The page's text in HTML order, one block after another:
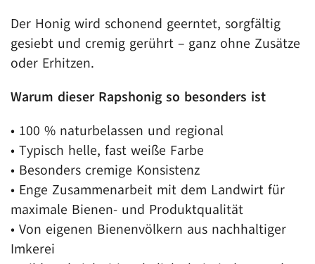
Der Honig wird schonend geerntet, sorgfältig
gesiebt und cremig gerührt – ganz ohne Zusätze
oder Erhitzen.
Warum dieser Rapshonig so besonders ist
• 100 % naturbelassen und regional
• Typisch helle, fast weiße Farbe
• Besonders cremige Konsistenz
• Enge Zusammenarbeit mit dem Landwirt für
maximale Bienen- und Produktqualität
• Von eigenen Bienenvölkern aus nachhaltiger
Imkerei